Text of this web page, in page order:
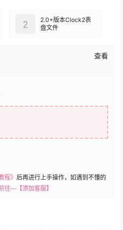
2.0+版本Clock2表
盘文件
2
查看
程》 后再进行上手操作，如遇到不懂的
往—【添加客服】